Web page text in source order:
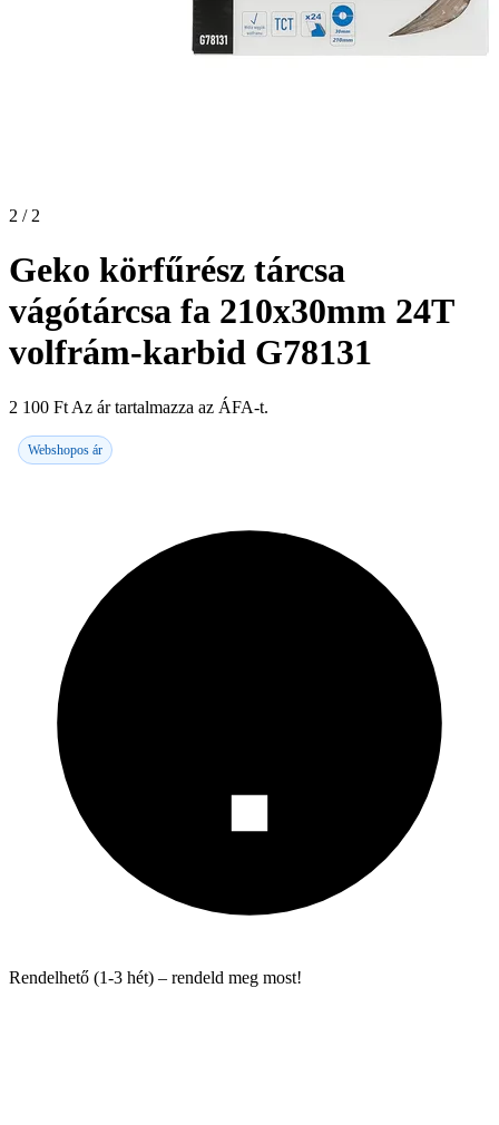
2 / 2
Geko körfűrész tárcsa
vágótárcsa fa 210x30mm 24T
volfrám-karbid G78131
2 100 Ft Az ár tartalmazza az ÁFA-t.
Webshopos ár
Rendelhető (1-3 hét) – rendeld meg most!